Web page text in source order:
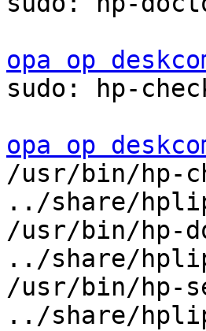
opa op
sudo: hp-
opa op
/usr/bin/hp-
../share/
/usr/bin/hp-
../share/
/usr/bin/hp-
../share/